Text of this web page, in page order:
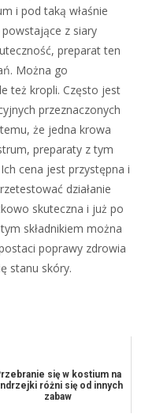
i pod taką właśnie
z siary
preparat ten
Można go
też kropli. Często jest
przeznaczonych
że jedna krowa
preparaty z tym
cena jest przystępna i
działanie
skuteczna i już po
składnikiem można
poprawy zdrowia
stanu skóry.
się w kostium na
różni się od innych
zabaw